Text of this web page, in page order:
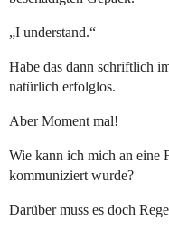
„I understand.“
Habe das dann schriftlich
natürlich erfolglos.
Aber Moment mal!
Wie kann ich mich an eine
kommuniziert wurde?
Darüber muss es doch